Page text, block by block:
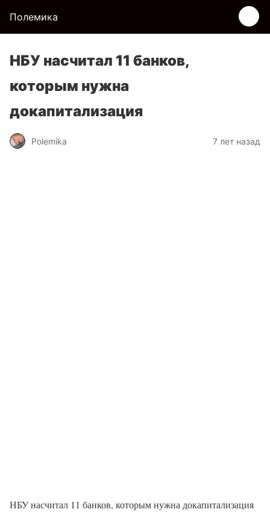
Полемика
НБУ насчитал 11 банков,
которым нужна
докапитализация
Polemika 7 лет назад
НБУ насчитал 11 банков, которым нужна докапитализация